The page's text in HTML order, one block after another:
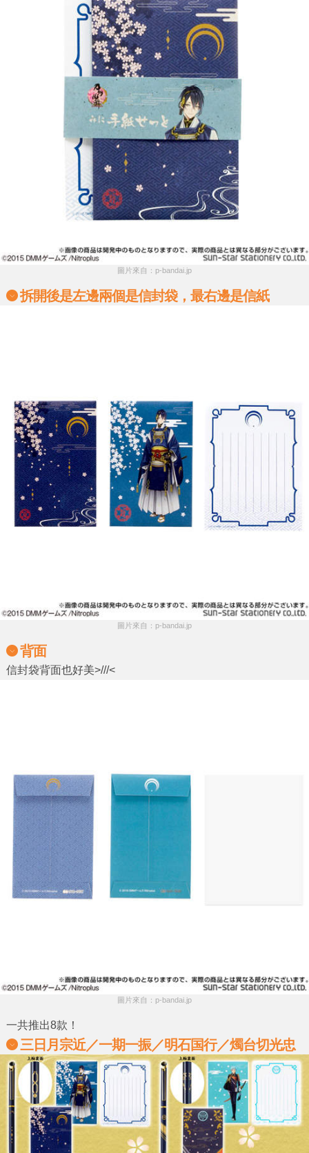
圖片來自：p-bandai.jp
拆開後是左邊兩個是信封袋，最右邊是信紙
圖片來自：p-bandai.jp
背面
信封袋背面也好美>///<
圖片來自：p-bandai.jp
一共推出8款！
三日月宗近／一期一振／明石国行／燭台切光忠